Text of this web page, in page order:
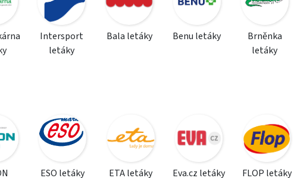
Intersport
letáky
Bala letáky Benu letáky
Brněnka
letáky
ESO letáky ETA letáky Eva.cz letáky FLOP letáky